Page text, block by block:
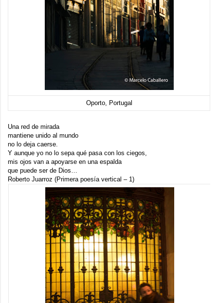
Oporto, Portugal
Una red de mirada
mantiene unido al mundo
no lo deja caerse.
Y aunque yo no lo sepa qué pasa con los ciegos,
mis ojos van a apoyarse en una espalda
que puede ser de Dios…
Roberto Juarroz (Primera poesía vertical – 1)